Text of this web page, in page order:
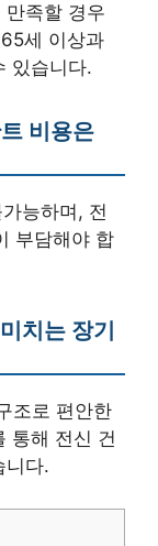
만족할 경우
세 이상과
있습니다.
비용은
능하며, 전
부담해야 합
치는 장기
조로 편안한
통해 전신 건
니다.